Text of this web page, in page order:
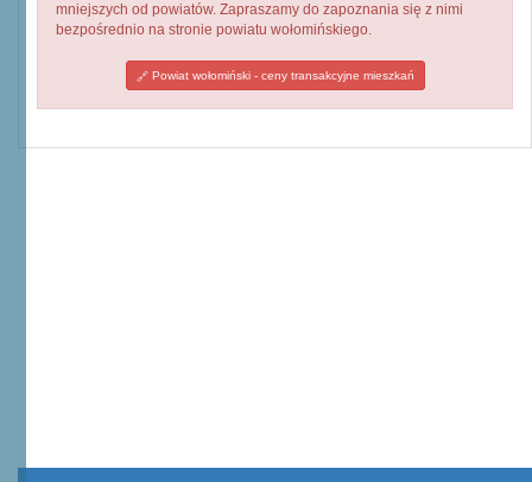
mniejszych od powiatów. Zapraszamy do zapoznania się z nimi
bezpośrednio na stronie powiatu wołomińskiego.
Powiat wołomiński - ceny transakcyjne mieszkań